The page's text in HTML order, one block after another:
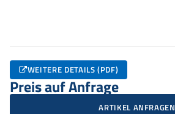
WEITERE DETAILS (PDF)
Preis auf Anfrage
ARTIKEL ANFRAGEN